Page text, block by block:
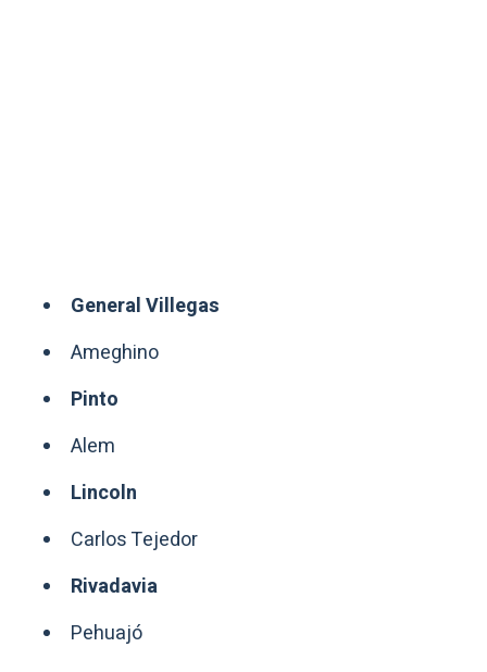
General Villegas
Ameghino
Pinto
Alem
Lincoln
Carlos Tejedor
Rivadavia
Pehuajó